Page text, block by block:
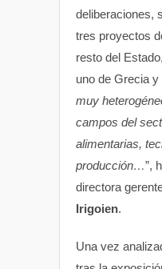
deliberaciones,
tres proyectos
resto del
uno de Grecia y
muy
campos del
alimentarias,
producción…”,
directora
Irigoien.
Una vez